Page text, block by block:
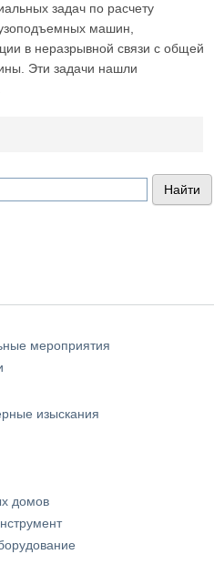
задач по расчету
машин,
в неразрывной связи с общей
Эти задачи нашли
мероприятия
изыскания
домов